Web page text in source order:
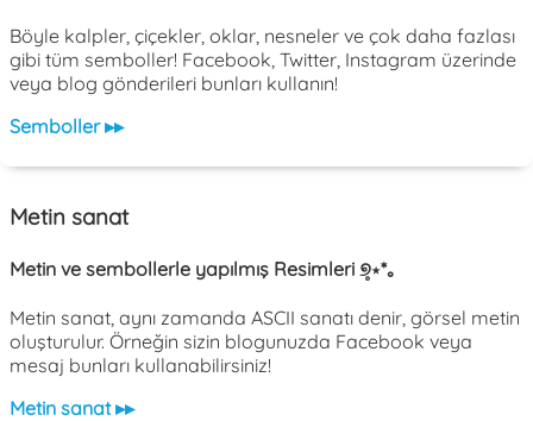
Böyle kalpler, çiçekler, oklar, nesneler ve çok daha fazlası
gibi tüm semboller! Facebook, Twitter, Instagram üzerinde
veya blog gönderileri bunları kullanın!
Semboller ▸▸
Metin sanat
Metin ve sembollerle yapılmış Resimleri ୭̥⋆*｡
Metin sanat, aynı zamanda ASCII sanatı denir, görsel metin
oluşturulur. Örneğin sizin blogunuzda Facebook veya
mesaj bunları kullanabilirsiniz!
Metin sanat ▸▸